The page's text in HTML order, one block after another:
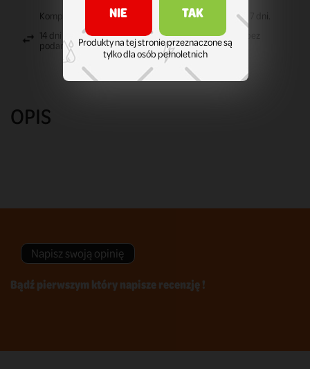
Kompletowanie zamówienia z odbiorem osobistym do 7 dni.
14 dni na zwrot towaru. Masz prawo do zwrotu towaru bez
podania przyczyny.
OPIS
Napisz swoją opinię
Bądź pierwszym który napisze recenzję !
NIE TAK
Produkty na tej stronie przeznaczone są
tylko dla osób pełnoletnich